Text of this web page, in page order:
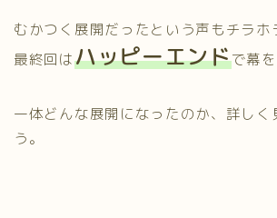
むかつく展開だったという声もチラホ
最終回はハッピーエンドで幕
一体どんな展開になったのか、詳しく
う。